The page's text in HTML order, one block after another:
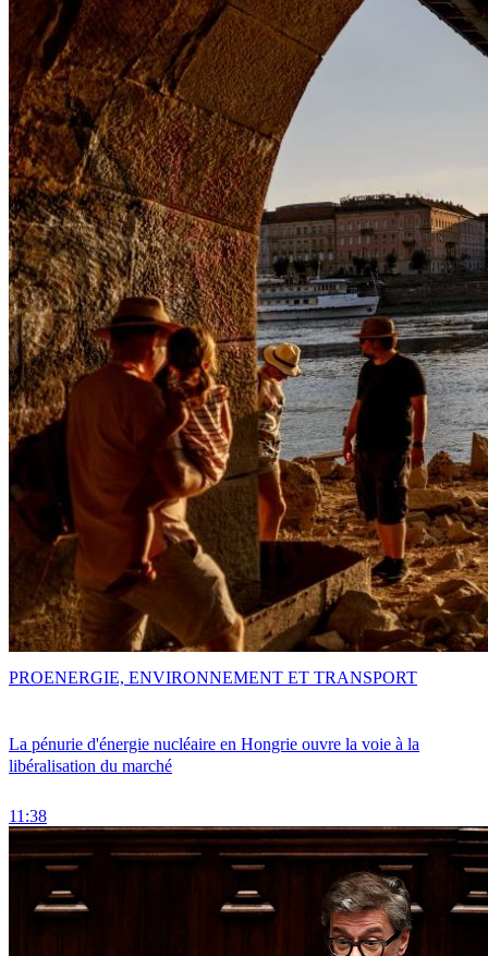
La pénurie d'énergie nucléaire en Hongrie ouvre la voie à la
libéralisation du marché
11:38
PROENERGIE, ENVIRONNEMENT ET TRANSPORT